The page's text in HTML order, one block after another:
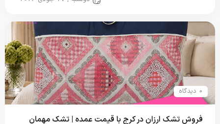
0 دیدگاه
فروش تشک ارزان در کرج با قیمت عمده | تشک مهمان